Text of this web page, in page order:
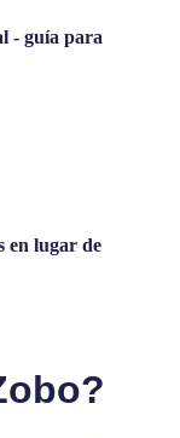
- guía para
en lugar de